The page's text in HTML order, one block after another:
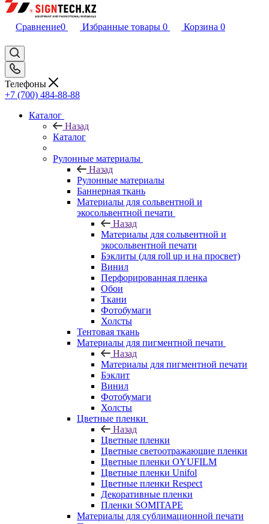
Сравнение0 Избранные товары 0 Корзина 0
Телефоны
+7 (700) 484-88-88
Каталог
Назад
Каталог
Рулонные материалы
Назад
Рулонные материалы
Баннерная ткань
Материалы для сольвентной и
экосольвентной печати
Назад
Материалы для сольвентной и
экосольвентной печати
Бэклиты (для roll up и на просвет)
Винил
Перфорированная пленка
Обои
Ткани
Фотобумаги
Холсты
Тентовая ткань
Материалы для пигментной печати
Назад
Материалы для пигментной печати
Бэклит
Винил
Фотобумаги
Холсты
Цветные пленки
Назад
Цветные пленки
Цветные светоотражающие пленки
Цветные пленки OYUFILM
Цветные пленки Unifol
Цветные пленки Respect
Декоративные пленки
Пленки SOMITAPE
Материалы для сублимационной печати